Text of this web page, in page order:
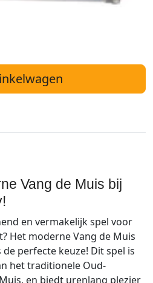
Vang de Muis bij
en vermakelijk spel voor
Het moderne Vang de Muis
perfecte keuze! Dit spel is
het traditionele Oud-
en biedt urenlang plezier